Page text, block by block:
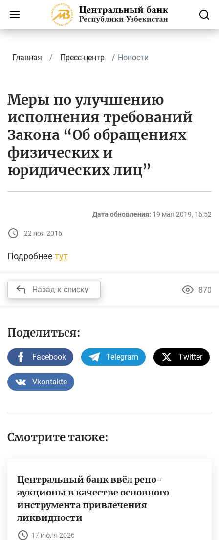
Главная Пресс-центр Новости
Меры по улучшению
исполнения требований
Закона “Об обращениях
физических и
юридических лиц”
Дата обновления: 19 мая 2019, 16:52
22 ноя 2016
Подробнее тут
Назад к списку 870
Поделиться:
Facebook Telegram Twitter
Vkontakte
Смотрите также:
Центральный банк ввёл репо-
аукционы в качестве основного
инструмента привлечения
ликвидности
17 июля 2026